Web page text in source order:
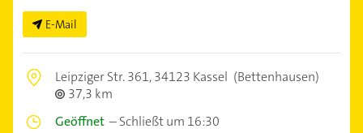
E-Mail
Leipziger Str. 361,34123 Kassel (Bettenhausen)
37,3 km
Geöffnet –Schließt um 16:30